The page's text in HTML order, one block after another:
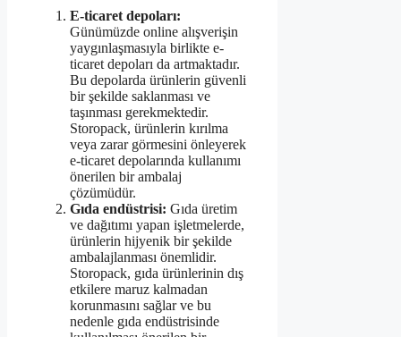
E-ticaret depoları:
Günümüzde online alışverişin
yaygınlaşmasıyla birlikte e-
ticaret depoları da artmaktadır.
Bu depolarda ürünlerin güvenli
bir şekilde saklanması ve
taşınması gerekmektedir.
Storopack, ürünlerin kırılma
veya zarar görmesini önleyerek
e-ticaret depolarında kullanımı
önerilen bir ambalaj
çözümüdür.
Gıda endüstrisi: Gıda üretim
ve dağıtımı yapan işletmelerde,
ürünlerin hijyenik bir şekilde
ambalajlanması önemlidir.
Storopack, gıda ürünlerinin dış
etkilere maruz kalmadan
korunmasını sağlar ve bu
nedenle gıda endüstrisinde